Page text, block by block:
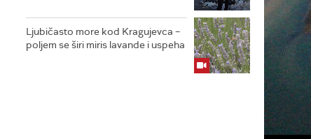
Ljubičasto more kod Kragujevca –
poljem se širi miris lavande i uspeha